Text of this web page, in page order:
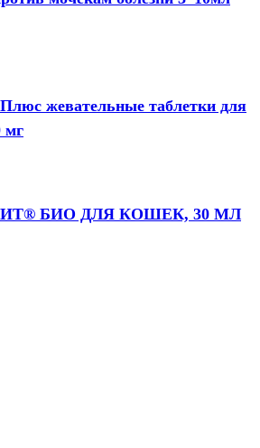
жевательные таблетки для
мг
БИО ДЛЯ КОШЕК, 30 МЛ